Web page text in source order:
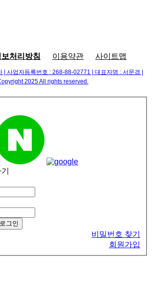
처리방침 이용약관 사이트맵
| 사업자등록번호 : 268-88-02771 | 대표자명 : 서문경 |
2025 All rights reserved.
비밀번호 찾기
회원가입